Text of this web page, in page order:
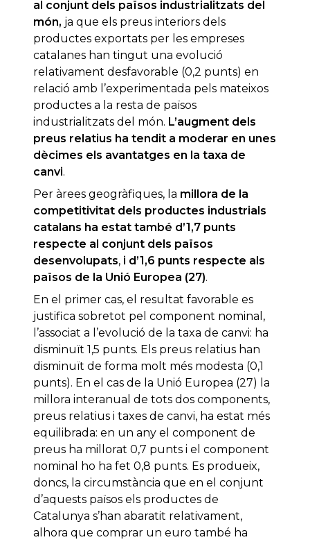
al conjunt dels països industrialitzats del
món, ja que els preus interiors dels
productes exportats per les empreses
catalanes han tingut una evolució
relativament desfavorable (0,2 punts) en
relació amb l’experimentada pels mateixos
productes a la resta de països
industrialitzats del món. L’augment dels
preus relatius ha tendit a moderar en unes
dècimes els avantatges en la taxa de
canvi.
Per àrees geogràfiques, la millora de la
competitivitat dels productes industrials
catalans ha estat també d’1,7 punts
respecte al conjunt dels països
desenvolupats, i d’1,6 punts respecte als
països de la Unió Europea (27).
En el primer cas, el resultat favorable es
justifica sobretot pel component nominal,
l’associat a l’evolució de la taxa de canvi: ha
disminuït 1,5 punts. Els preus relatius han
disminuït de forma molt més modesta (0,1
punts). En el cas de la Unió Europea (27) la
millora interanual de tots dos components,
preus relatius i taxes de canvi, ha estat més
equilibrada: en un any el component de
preus ha millorat 0,7 punts i el component
nominal ho ha fet 0,8 punts. Es produeix,
doncs, la circumstància que en el conjunt
d’aquests països els productes de
Catalunya s’han abaratit relativament,
alhora que comprar un euro també ha